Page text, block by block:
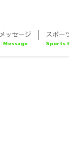
メッセージ スポー